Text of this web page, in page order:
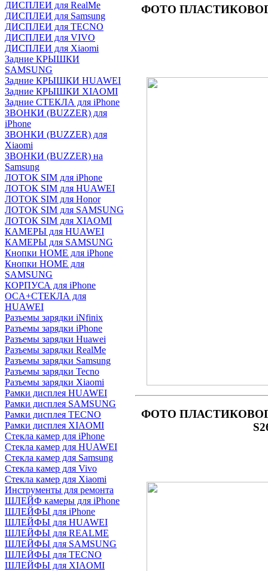
ДИСПЛЕИ для RealMe
ДИСПЛЕИ для Samsung
ДИСПЛЕИ для TECNO
ДИСПЛЕИ для VIVO
ДИСПЛЕИ для Xiaomi
Задние КРЫШКИ
SAMSUNG
Задние КРЫШКИ HUAWEI
Задние КРЫШКИ XIAOMI
Задние СТЕКЛА для iPhone
ЗВОНКИ (BUZZER) для
iPhone
ЗВОНКИ (BUZZER) для
Xiaomi
ЗВОНКИ (BUZZER) на
Samsung
ЛОТОК SIM для iPhone
ЛОТОК SIM для HUAWEI
ЛОТОК SIM для Honor
ЛОТОК SIM для SAMSUNG
ЛОТОК SIM для XIAOMI
КАМЕРЫ для HUAWEI
КАМЕРЫ для SAMSUNG
Кнопки HOME для iPhone
Кнопки HOME для
SAMSUNG
КОРПУСА для iPhone
OCA+СТЕКЛА для
HUAWEI
Разъемы зарядки iNfinix
Разъемы зарядки iPhone
Разъемы зарядки Huawei
Разъемы зарядки RealMe
Разъемы зарядки Samsung
Разъемы зарядки Tecno
Разъемы зарядки Xiaomi
Рамки дисплея HUAWEI
Рамки дисплея SAMSUNG
Рамки дисплея TECNO
Рамки дисплея XIAOMI
Стекла камер для iPhone
Стекла камер для HUAWEI
Стекла камер для Samsung
Стекла камер для Vivo
Стекла камер для Xiaomi
Инструменты для ремонта
ШЛЕЙФ камеры для iPhone
ШЛЕЙФЫ для iPhone
ШЛЕЙФЫ для HUAWEI
ШЛЕЙФЫ для REALME
ШЛЕЙФЫ для SAMSUNG
ШЛЕЙФЫ для TECNO
ШЛЕЙФЫ для XIAOMI
ФОТО
ФОТО